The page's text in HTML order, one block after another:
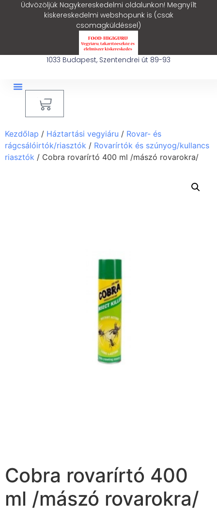
Üdvözöljük Nagykereskedelmi oldalunkon! Megnyílt
kiskereskedelmi webshopunk is (csak
csomagküldéssel)
1033 Budapest, Szentendrei út 89-93
Kezdőlap / Háztartási vegyiáru / Rovar- és
rágcsálóirtók/riasztók / Rovarírtók és szúnyog/kullancs
riasztók / Cobra rovarírtó 400 ml /mászó rovarokra/
Cobra rovarírtó 400
ml /mászó rovarokra/